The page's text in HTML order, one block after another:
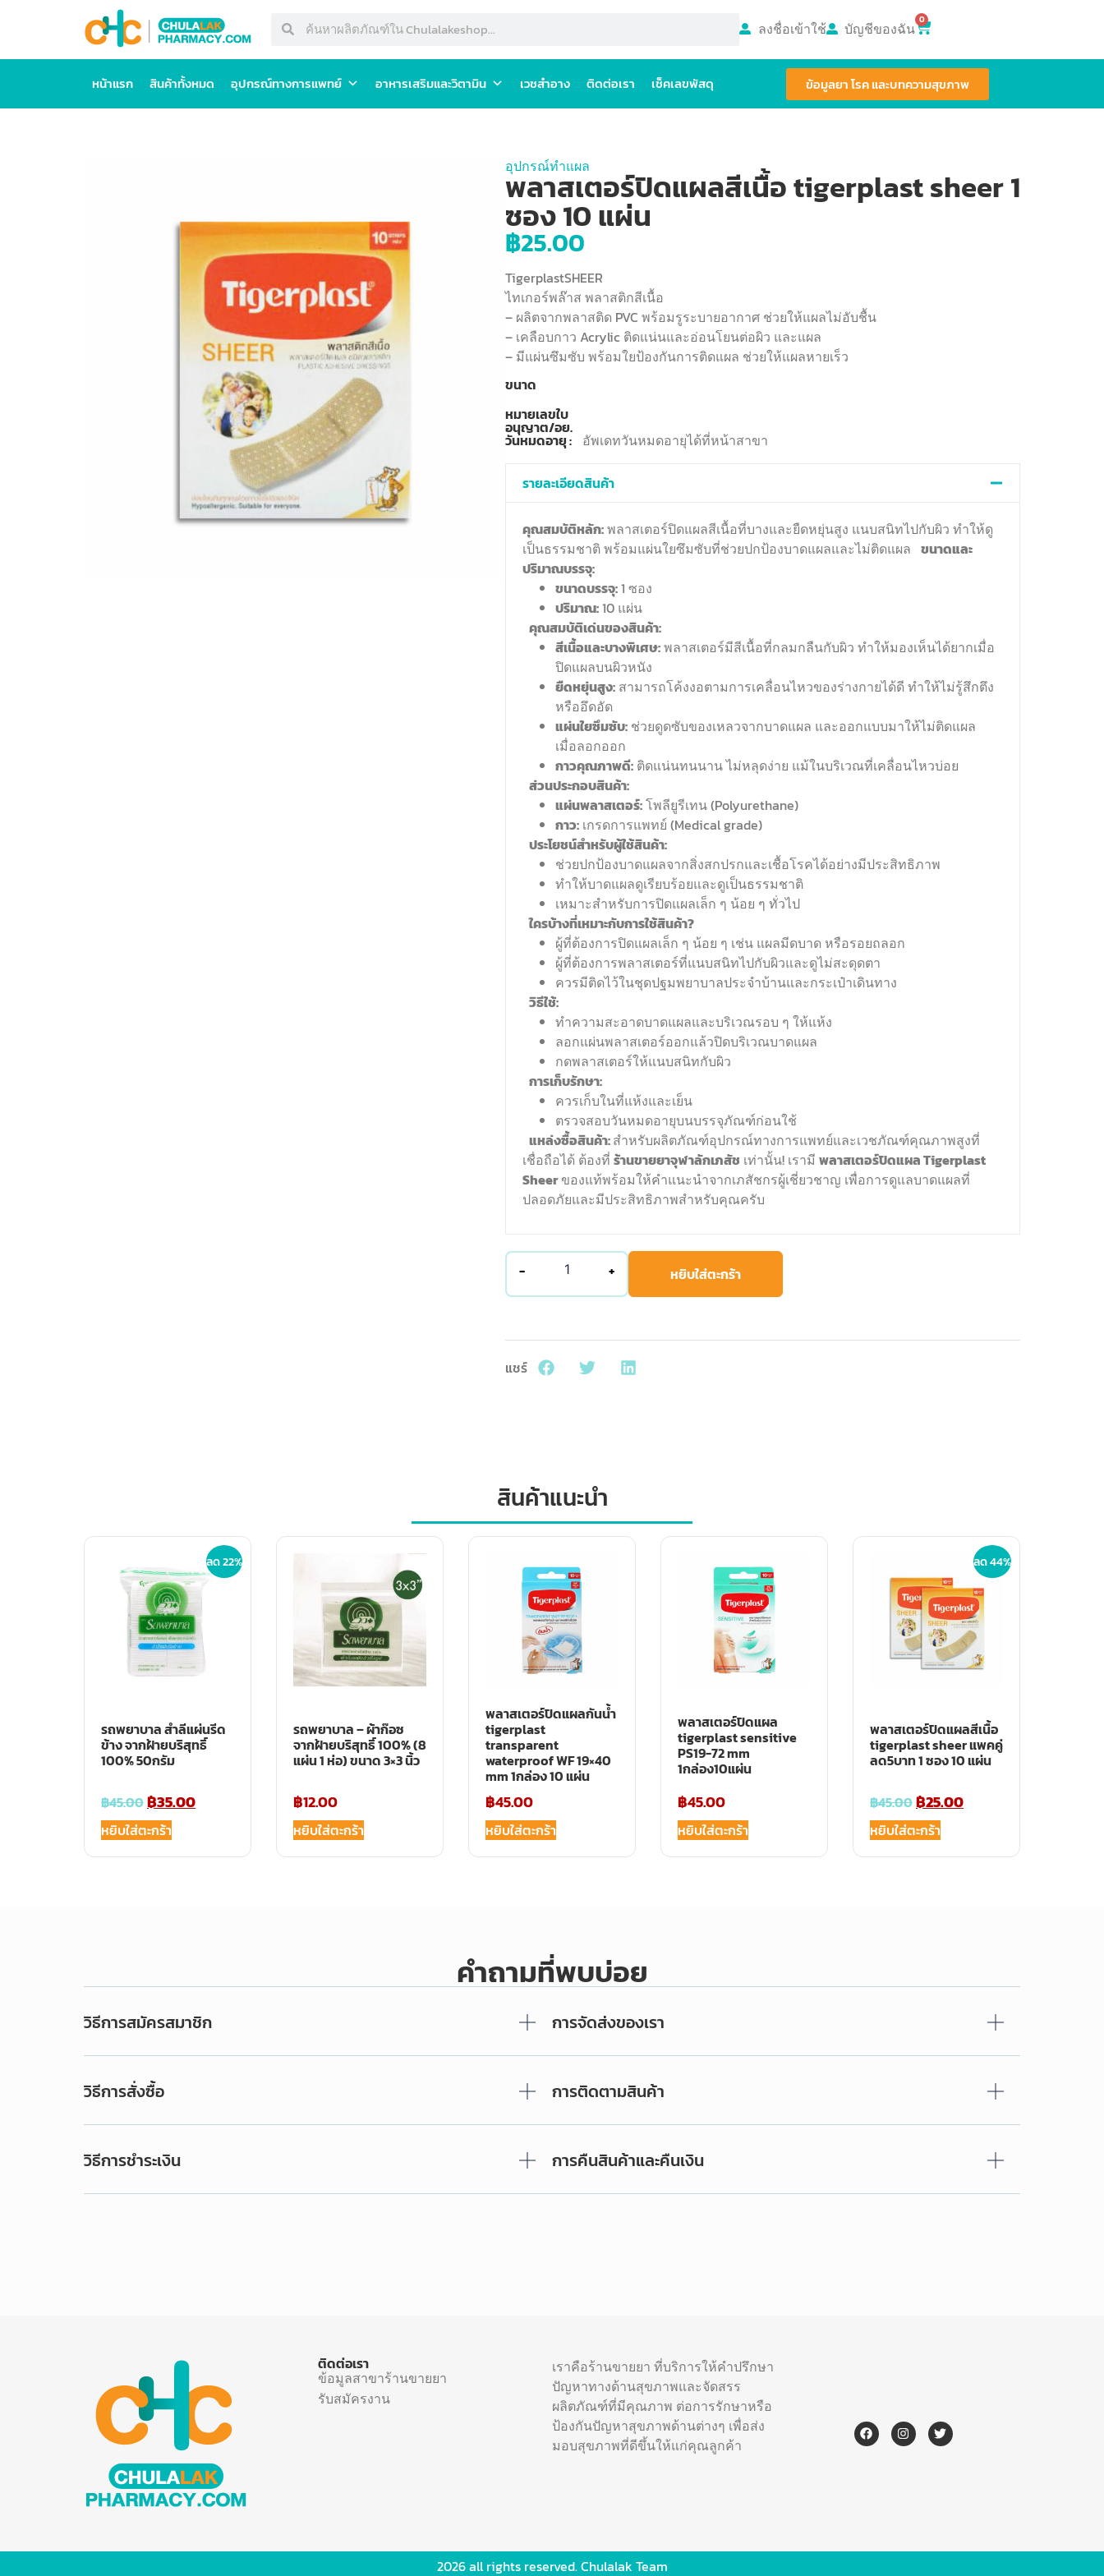
ลงชื่อเข้าใช้ บัญชีของฉัน 0
หน้าแรก สินค้าทั้งหมด อุปกรณ์ทางการแพทย์ อาหารเสริมและวิตามิน เวชสำอาง ติดต่อเรา เช็คเลขพัสดุ ข้อมูลยา โรค และบทความสุขภาพ
อุปกรณ์ทำแผล
พลาสเตอร์ปิดแผลสีเนื้อ tigerplast sheer 1
ซอง 10 แผ่น
฿25.00
TigerplastSHEER
ไทเกอร์พล๊าส พลาสติกสีเนื้อ
– ผลิตจากพลาสติด PVC พร้อมรูระบายอากาศ ช่วยให้แผลไม่อับชื้น
– เคลือบกาว Acrylic ติดแน่นและอ่อนโยนต่อผิว และแผล
– มีแผ่นซึมซับ พร้อมใยป้องกันการติดแผล ช่วยให้แผลหายเร็ว
ขนาด
หมายเลขใบ
อนุญาต/อย.
วันหมดอายุ : อัพเดทวันหมดอายุได้ที่หน้าสาขา
รายละเอียดสินค้า
คุณสมบัติหลัก:พลาสเตอร์ปิดแผลสีเนื้อที่บางและยืดหยุ่นสูง แนบสนิทไปกับผิว ทำให้ดู
เป็นธรรมชาติ พร้อมแผ่นใยซึมซับที่ช่วยปกป้องบาดแผลและไม่ติดแผล ขนาดและ
ปริมาณบรรจุ:
ขนาดบรรจุ:1 ซอง
ปริมาณ:10 แผ่น
คุณสมบัติเด่นของสินค้า:
สีเนื้อและบางพิเศษ:พลาสเตอร์มีสีเนื้อที่กลมกลืนกับผิว ทำให้มองเห็นได้ยากเมื่อ
ปิดแผลบนผิวหนัง
ยืดหยุ่นสูง: สามารถโค้งงอตามการเคลื่อนไหวของร่างกายได้ดี ทำให้ไม่รู้สึกตึง
หรืออึดอัด
แผ่นใยซึมซับ: ช่วยดูดซับของเหลวจากบาดแผล และออกแบบมาให้ไม่ติดแผล
เมื่อลอกออก
กาวคุณภาพดี: ติดแน่นทนนาน ไม่หลุดง่าย แม้ในบริเวณที่เคลื่อนไหวบ่อย
ส่วนประกอบสินค้า:
แผ่นพลาสเตอร์:โพลียูรีเทน (Polyurethane)
กาว: เกรดการแพทย์ (Medical grade)
ประโยชน์สำหรับผู้ใช้สินค้า:
ช่วยปกป้องบาดแผลจากสิ่งสกปรกและเชื้อโรคได้อย่างมีประสิทธิภาพ
ทำให้บาดแผลดูเรียบร้อยและดูเป็นธรรมชาติ
เหมาะสำหรับการปิดแผลเล็ก ๆ น้อย ๆ ทั่วไป
ใครบ้างที่เหมาะกับการใช้สินค้า?
ผู้ที่ต้องการปิดแผลเล็ก ๆ น้อย ๆ เช่น แผลมีดบาด หรือรอยถลอก
ผู้ที่ต้องการพลาสเตอร์ที่แนบสนิทไปกับผิวและดูไม่สะดุดตา
ควรมีติดไว้ในชุดปฐมพยาบาลประจำบ้านและกระเป๋าเดินทาง
วิธีใช้:
ทำความสะอาดบาดแผลและบริเวณรอบ ๆ ให้แห้ง
ลอกแผ่นพลาสเตอร์ออกแล้วปิดบริเวณบาดแผล
กดพลาสเตอร์ให้แนบสนิทกับผิว
การเก็บรักษา:
ควรเก็บในที่แห้งและเย็น
ตรวจสอบวันหมดอายุบนบรรจุภัณฑ์ก่อนใช้
แหล่งซื้อสินค้า:สำหรับผลิตภัณฑ์อุปกรณ์ทางการแพทย์และเวชภัณฑ์คุณภาพสูงที่
เชื่อถือได้ ต้องที่ ร้านขายยาจุฬาลักเภสัช เท่านั้น! เรามี พลาสเตอร์ปิดแผล Tigerplast
Sheerของแท้พร้อมให้คำแนะนำจากเภสัชกรผู้เชี่ยวชาญ เพื่อการดูแลบาดแผลที่
ปลอดภัยและมีประสิทธิภาพสำหรับคุณครับ
- + หยิบใส่ตะกร้า
แชร์
สินค้าแนะนำ
ลด 22%
รถพยาบาล สำลีแผ่นรีด
ข้าง จากฝ้ายบริสุทธิ์
100% 50กรัม
฿45.00฿35.00
หยิบใส่ตะกร้า
รถพยาบาล – ผ้าก๊อซ
จากฝ้ายบริสุทธิ์ 100% (8
แผ่น 1 ห่อ) ขนาด 3×3 นิ้ว
฿12.00
หยิบใส่ตะกร้า
พลาสเตอร์ปิดแผลกันน้ำ
tigerplast
transparent
waterproof WF 19×40
mm 1กล่อง 10 แผ่น
฿45.00
หยิบใส่ตะกร้า
พลาสเตอร์ปิดแผล
tigerplast sensitive
PS19-72 mm
1กล่อง10แผ่น
฿45.00
หยิบใส่ตะกร้า
ลด 44%
พลาสเตอร์ปิดแผลสีเนื้อ
tigerplast sheer แพคคู่
ลด5บาท 1 ซอง 10 แผ่น
฿45.00฿25.00
หยิบใส่ตะกร้า
คำถามที่พบบ่อย
วิธีการสมัครสมาชิก
วิธีการสั่งซื้อ
วิธีการชำระเงิน
การจัดส่งของเรา
การติดตามสินค้า
การคืนสินค้าและคืนเงิน
ติดต่อเรา
ข้อมูลสาขาร้านขายยา
รับสมัครงาน
เราคือร้านขายยา ที่บริการให้คำปรึกษา
ปัญหาทางด้านสุขภาพและจัดสรร
ผลิตภัณฑ์ที่มีคุณภาพ ต่อการรักษาหรือ
ป้องกันปัญหาสุขภาพด้านต่างๆ เพื่อส่ง
มอบสุขภาพที่ดีขึ้นให้แก่คุณลูกค้า
2026 all rights reserved. Chulalak Team